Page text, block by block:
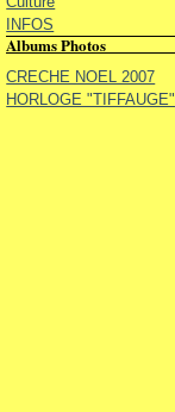
INFOS
Albums Photos
CRECHE NOEL 2007
HORLOGE "TIFFAUGE"